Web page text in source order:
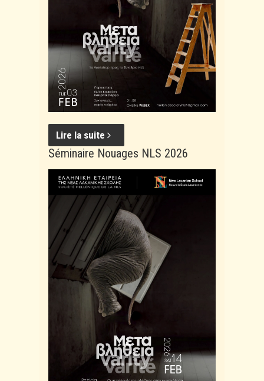
Lire la suite
Séminaire Nouages NLS 2026